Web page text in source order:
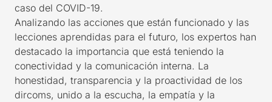
caso del COVID-19.
Analizando las acciones que están funcionado y las
lecciones aprendidas para el futuro, los expertos han
destacado la importancia que está teniendo la
conectividad y la comunicación interna. La
honestidad, transparencia y la proactividad de los
dircoms, unido a la escucha, la empatía y la